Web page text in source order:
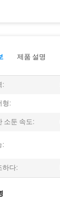
제품 설명
:
형:
소둔 속도:
:
하다: